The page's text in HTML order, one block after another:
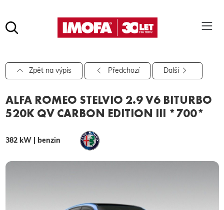
hledat
Pro vyhledávání zadejte alespoň 3 znaky.
Zpět na výpis Předchozí Další
ALFA ROMEO STELVIO 2.9 V6 BITURBO
520K QV CARBON EDITION III *700*
382 kW | benzin